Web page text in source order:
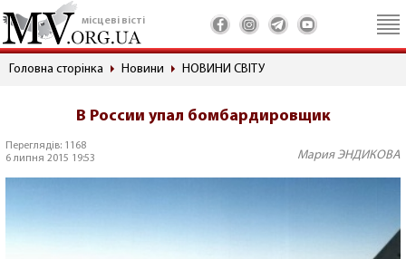
місцеві вісті
Головна сторінка Новини НОВИНИ СВІТУ
В России упал бомбардировщик
Переглядів: 1168
6 липня 2015 19:53
Мария ЭНДИКОВА